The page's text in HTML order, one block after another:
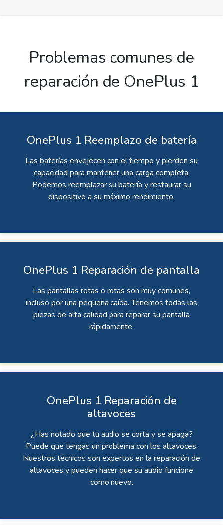
Problemas comunes de
reparación de OnePlus 1
OnePlus 1 Reemplazo de batería
Las baterías envejecen con el tiempo y pierden su
capacidad para mantener una carga completa.
Podemos reemplazar su batería y restaurar su
dispositivo a su máximo rendimiento.
OnePlus 1 Reparación de pantalla
Las pantallas rotas o rotas son muy comunes,
incluso por una pequeña caída. Tenemos todas las
piezas de alta calidad para reparar su pantalla
rápidamente.
OnePlus 1 Reparación de
altavoces
¿Has notado que tu audio se corta y se apaga?
Puede que tengas un problema con los altavoces.
Nuestros técnicos son expertos en la reparación de
altavoces y pueden hacer que su audio funcione
como nuevo.